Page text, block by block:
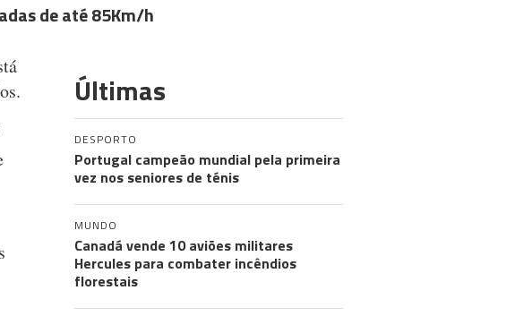
de até 85Km/h
Últimas
DESPORTO
Portugal campeão mundial pela primeira
vez nos seniores de ténis
MUNDO
Canadá vende 10 aviões militares
Hercules para combater incêndios
florestais